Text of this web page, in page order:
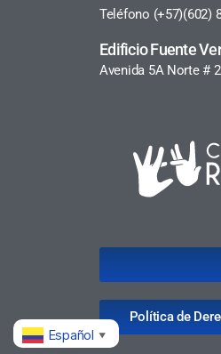
Teléfono (+57)(602)
Edificio Fuente
Avenida 5A Norte #
Política de
Español ▼